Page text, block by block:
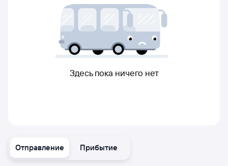
Отправление Прибытие
Здесь пока ничего нет